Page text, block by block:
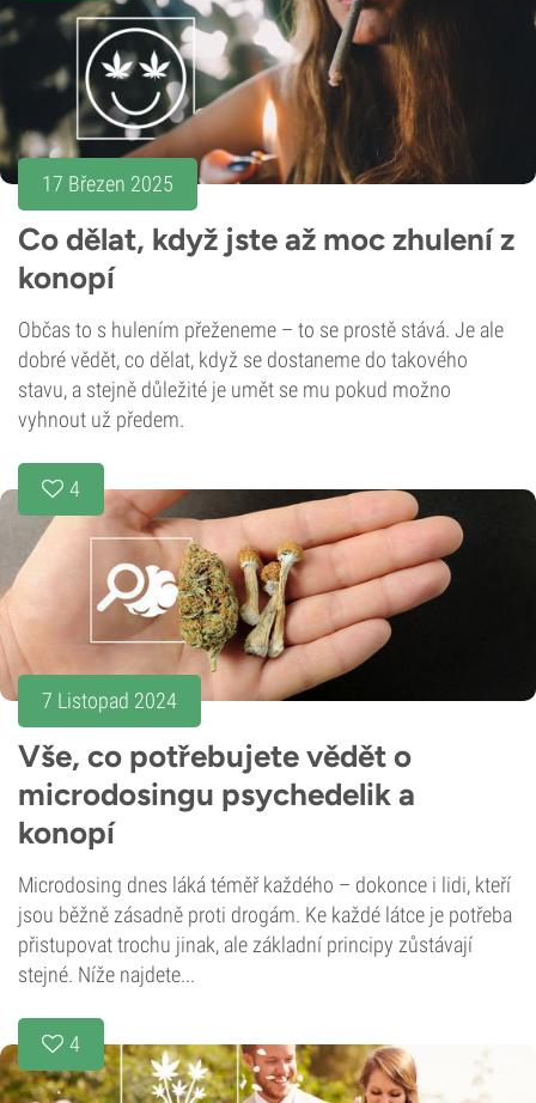
17 Březen 2025
Co dělat, když jste až moc zhulení z
konopí
Občas to s hulením přeženeme – to se prostě stává. Je ale
dobré vědět, co dělat, když se dostaneme do takového
stavu, a stejně důležité je umět se mu pokud možno
vyhnout už předem.
4
7 Listopad 2024
Vše, co potřebujete vědět o
microdosingu psychedelik a
konopí
Microdosing dnes láká téměř každého – dokonce i lidi, kteří
jsou běžně zásadně proti drogám. Ke každé látce je potřeba
přistupovat trochu jinak, ale základní principy zůstávají
stejné. Níže najdete...
4